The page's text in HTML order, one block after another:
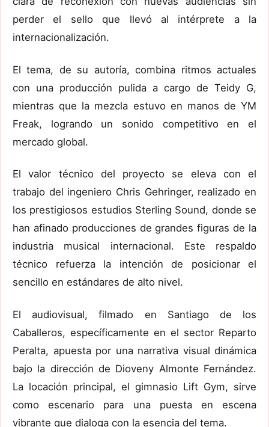
perder el sello que llevó al intérprete a la
internacionalización.
El tema, de su autoría, combina ritmos actuales
con una producción pulida a cargo de Teidy G,
mientras que la mezcla estuvo en manos de YM
Freak, logrando un sonido competitivo en el
mercado global.
El valor técnico del proyecto se eleva con el
trabajo del ingeniero Chris Gehringer, realizado en
los prestigiosos estudios Sterling Sound, donde se
han afinado producciones de grandes figuras de la
industria musical internacional. Este respaldo
técnico refuerza la intención de posicionar el
sencillo en estándares de alto nivel.
El audiovisual, filmado en Santiago de los
Caballeros, específicamente en el sector Reparto
Peralta, apuesta por una narrativa visual dinámica
bajo la dirección de Dioveny Almonte Fernández.
La locación principal, el gimnasio Lift Gym, sirve
como escenario para una puesta en escena
vibrante que dialoga con la esencia del tema.